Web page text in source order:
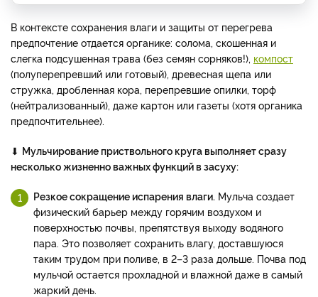
В контексте сохранения влаги и защиты от перегрева
предпочтение отдается органике: солома, скошенная и
слегка подсушенная трава (без семян сорняков!), компост
(полуперепревший или готовый), древесная щепа или
стружка, дробленная кора, перепревшие опилки, торф
(нейтрализованный), даже картон или газеты (хотя органика
предпочтительнее).
⬇ Мульчирование приствольного круга выполняет сразу
несколько жизненно важных функций в засуху:
Резкое сокращение испарения влаги. Мульча создает
физический барьер между горячим воздухом и
поверхностью почвы, препятствуя выходу водяного
пара. Это позволяет сохранить влагу, доставшуюся
таким трудом при поливе, в 2–3 раза дольше. Почва под
мульчой остается прохладной и влажной даже в самый
жаркий день.